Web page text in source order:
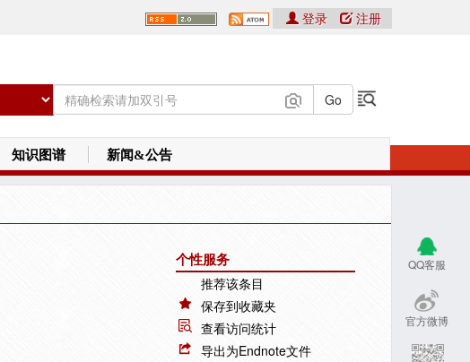
登录 注册
知识图谱 新闻&公告
QQ客服
官方微博
个性服务
推荐该条目
保存到收藏夹
查看访问统计
导出为Endnote文件